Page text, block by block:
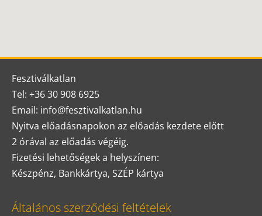
Fesztiválkatlan
Tel: +36 30 908 6925
Email: info@fesztivalkatlan.hu
Nyitva előadásnapokon az előadás kezdete előtt
2 órával az előadás végéig.
Fizetési lehetőségek a helyszínen:
Készpénz, Bankkártya, SZÉP kártya
Általános szerződési feltételek